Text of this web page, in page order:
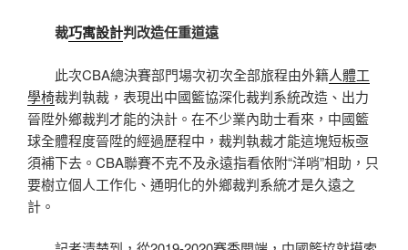
裁巧寓設計判改造任重道遠
此次CBA總決賽部門場次初次全部旅程由外籍人體工
學椅裁判執裁，表現出中國籃協深化裁判系統改造、出力
晉陞外鄉裁判才能的決計。在不少業內助士看來，中國籃
球全體程度晉陞的經過歷程中，裁判執裁才能這塊短板亟
須補下去。CBA聯賽不克不及永遠指看依附“洋哨”相助，只
要樹立個人工作化、通明化的外鄉裁判系統才是久遠之
計。